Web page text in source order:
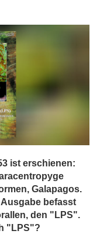
ist erschienen:
Galapagos.
befasst
den "LPS".
"LPS"?